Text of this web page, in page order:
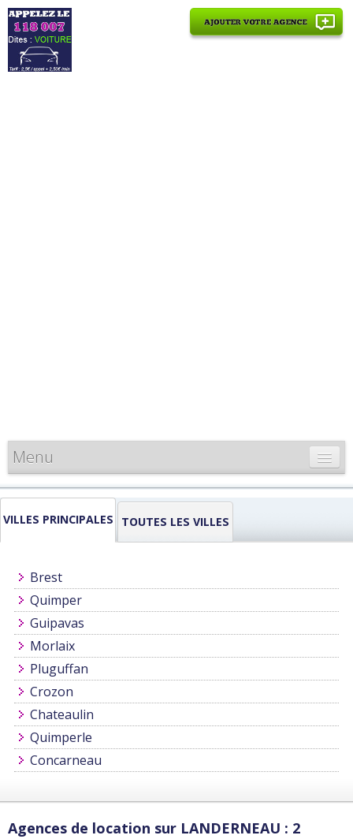
Menu
CARTE DE FRANCE
INFORMATIONS
VILLES PRINCIPALES TOUTES LES VILLES
Brest
Quimper
Guipavas
Morlaix
Pluguffan
Crozon
Chateaulin
Quimperle
Concarneau
Agences de location sur LANDERNEAU : 2